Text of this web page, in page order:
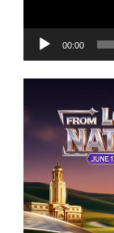
00:00